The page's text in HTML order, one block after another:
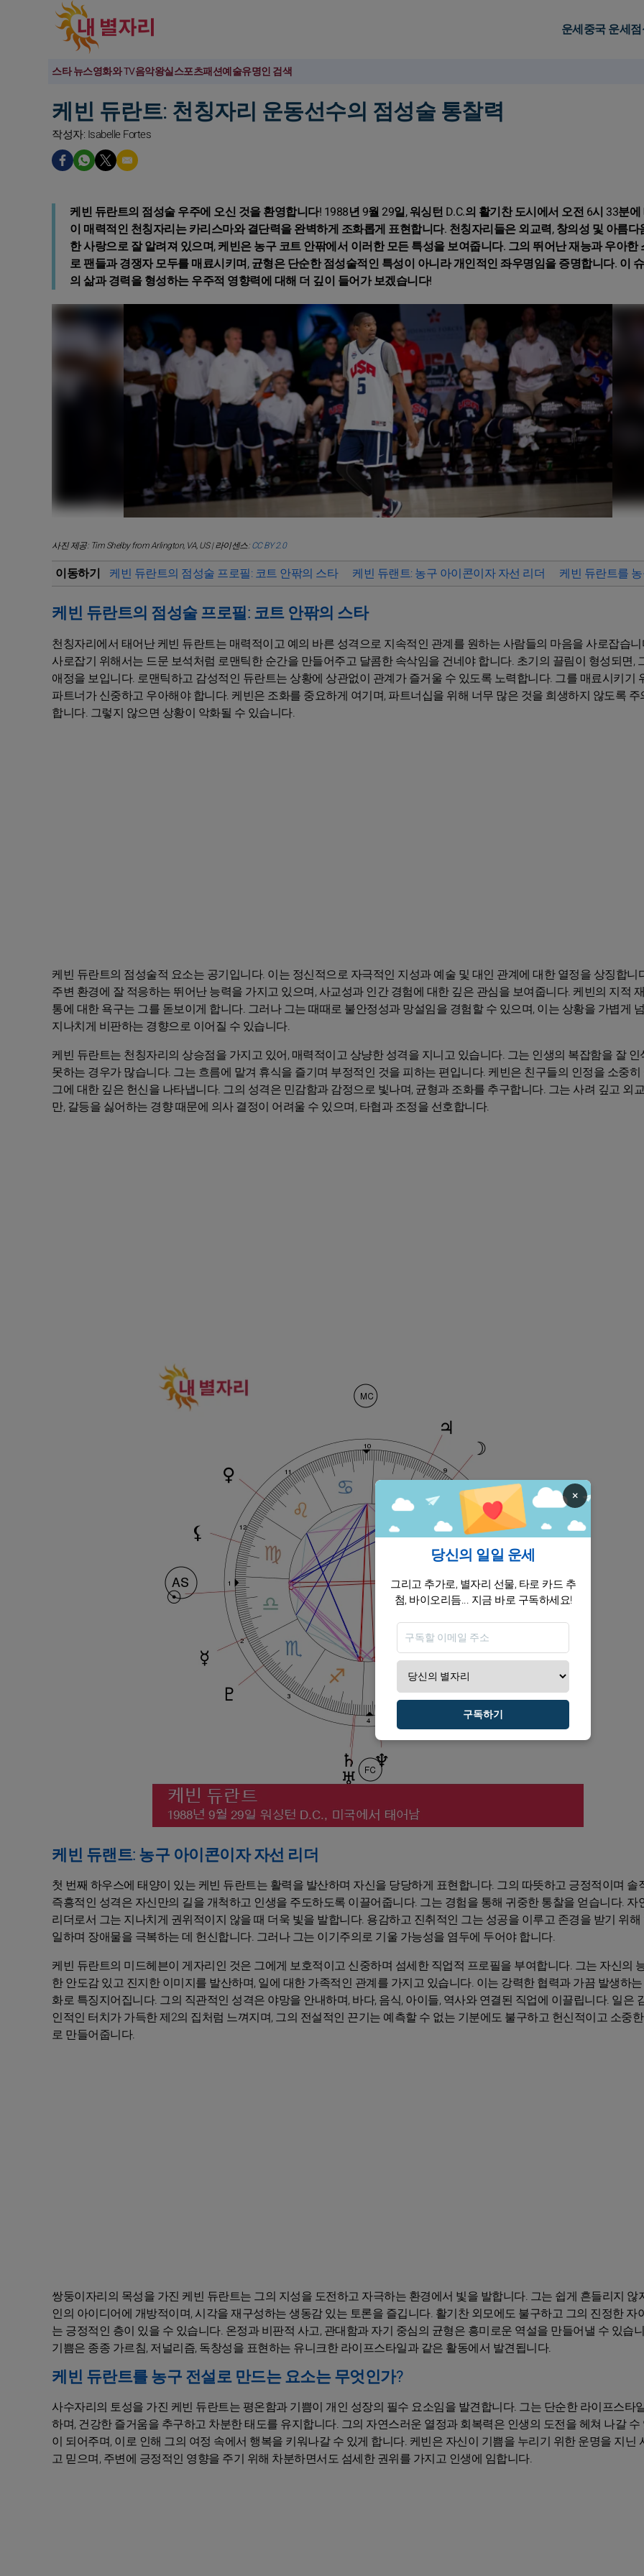
운세중국 운세
스타 뉴스영화와 TV음악왕실스포츠패션예술유명인 검색
케빈 듀란트: 천칭자리 운동선수의 점성술 통찰력
작성자: Isabelle Fortes
케빈 듀란트의 점성술 우주에 오신 것을 환영합니다! 1988년 9월 29일, 워싱턴 D.C.의 활기찬 도시에서 오전 6시 33분
이 매력적인 천칭자리는 카리스마와 결단력을 완벽하게 조화롭게 표현합니다. 천칭자리들은 외교력, 창의성 및 아름다
한 사랑으로 잘 알려져 있으며, 케빈은 농구 코트 안팎에서 이러한 모든 특성을 보여줍니다. 그의 뛰어난 재능과 우아한
로 팬들과 경쟁자 모두를 매료시키며, 균형은 단순한 점성술적인 특성이 아니라 개인적인 좌우명임을 증명합니다. 이
의 삶과 경력을 형성하는 우주적 영향력에 대해 더 깊이 들어가 보겠습니다!
사진 제공: Tim Shelby from Arlington, VA, US | 라이센스:CC BY 2.0
이동하기 케빈 듀란트의 점성술 프로필: 코트 안팎의 스타 케빈 듀랜트: 농구 아이콘이자 자선 리더 케빈 듀란트를
케빈 듀란트의 점성술 프로필: 코트 안팎의 스타
천칭자리에서 태어난 케빈 듀란트는 매력적이고 예의 바른 성격으로 지속적인 관계를 원하는 사람들의 마음을 사로잡습
사로잡기 위해서는 드문 보석처럼 로맨틱한 순간을 만들어주고 달콤한 속삭임을 건네야 합니다. 초기의 끌림이 형성되면,
애정을 보입니다. 로맨틱하고 감성적인 듀란트는 상황에 상관없이 관계가 즐거울 수 있도록 노력합니다. 그를 매료시키기
파트너가 신중하고 우아해야 합니다. 케빈은 조화를 중요하게 여기며, 파트너십을 위해 너무 많은 것을 희생하지 않도록 주
합니다. 그렇지 않으면 상황이 악화될 수 있습니다.
케빈 듀란트의 점성술적 요소는 공기입니다. 이는 정신적으로 자극적인 지성과 예술 및 대인 관계에 대한 열정을 상징합니
주변 환경에 잘 적응하는 뛰어난 능력을 가지고 있으며, 사교성과 인간 경험에 대한 깊은 관심을 보여줍니다. 케빈의 지적
통에 대한 욕구는 그를 돋보이게 합니다. 그러나 그는 때때로 불안정성과 망설임을 경험할 수 있으며, 이는 상황을 가볍게
지나치게 비판하는 경향으로 이어질 수 있습니다.
케빈 듀란트는 천칭자리의 상승점을 가지고 있어, 매력적이고 상냥한 성격을 지니고 있습니다. 그는 인생의 복잡함을 잘 인
못하는 경우가 많습니다. 그는 흐름에 맡겨 휴식을 즐기며 부정적인 것을 피하는 편입니다. 케빈은 친구들의 인정을 소중히
그에 대한 깊은 헌신을 나타냅니다. 그의 성격은 민감함과 감정으로 빛나며, 균형과 조화를 추구합니다. 그는 사려 깊고 외
만, 갈등을 싫어하는 경향 때문에 의사 결정이 어려울 수 있으며, 타협과 조정을 선호합니다.
케빈 듀랜트: 농구 아이콘이자 자선 리더
첫 번째 하우스에 태양이 있는 케빈 듀란트는 활력을 발산하며 자신을 당당하게 표현합니다. 그의 따뜻하고 긍정적이며 솔
즉흥적인 성격은 자신만의 길을 개척하고 인생을 주도하도록 이끌어줍니다. 그는 경험을 통해 귀중한 통찰을 얻습니다. 자
리더로서 그는 지나치게 권위적이지 않을 때 더욱 빛을 발합니다. 용감하고 진취적인 그는 성공을 이루고 존경을 받기 위해
일하며 장애물을 극복하는 데 헌신합니다. 그러나 그는 이기주의로 기울 가능성을 염두에 두어야 합니다.
케빈 듀란트의 미드헤븐이 게자리인 것은 그에게 보호적이고 신중하며 섬세한 직업적 프로필을 부여합니다. 그는 자신의
한 안도감 있고 진지한 이미지를 발산하며, 일에 대한 가족적인 관계를 가지고 있습니다. 이는 강력한 협력과 가끔 발생하
화로 특징지어집니다. 그의 직관적인 성격은 야망을 안내하며, 바다, 음식, 아이들, 역사와 연결된 직업에 이끌립니다. 일은
인적인 터치가 가득한 제2의 집처럼 느껴지며, 그의 전설적인 끈기는 예측할 수 없는 기분에도 불구하고 헌신적이고 소중
로 만들어줍니다.
쌍둥이자리의 목성을 가진 케빈 듀란트는 그의 지성을 도전하고 자극하는 환경에서 빛을 발합니다. 그는 쉽게 흔들리지 않
인의 아이디어에 개방적이며, 시각을 재구성하는 생동감 있는 토론을 즐깁니다. 활기찬 외모에도 불구하고 그의 진정한 자
는 긍정적인 층이 있을 수 있습니다. 온정과 비판적 사고, 관대함과 자기 중심의 균형은 흥미로운 역설을 만들어낼 수 있습
기쁨은 종종 가르침, 저널리즘, 독창성을 표현하는 유니크한 라이프스타일과 같은 활동에서 발견됩니다.
케빈 듀란트를 농구 전설로 만드는 요소는 무엇인가?
사수자리의 토성을 가진 케빈 듀란트는 평온함과 기쁨이 개인 성장의 필수 요소임을 발견합니다. 그는 단순한 라이프스타
하며, 건강한 즐거움을 추구하고 차분한 태도를 유지합니다. 그의 자연스러운 열정과 회복력은 인생의 도전을 헤쳐 나갈 수
이 되어주며, 이로 인해 그의 여정 속에서 행복을 키워나갈 수 있게 합니다. 케빈은 자신이 기쁨을 누리기 위한 운명을 지닌
고 믿으며, 주변에 긍정적인 영향을 주기 위해 차분하면서도 섬세한 권위를 가지고 인생에 임합니다.
×
당신의 일일 운세
그리고 추가로, 별자리 선물, 타로 카드 추
첨, 바이오리듬... 지금 바로 구독하세요!
구독하기